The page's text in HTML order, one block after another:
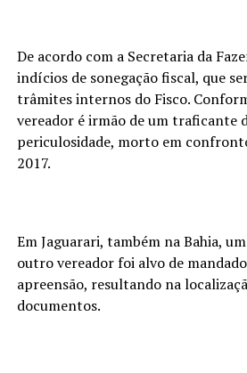
De acordo com a Secretaria da
indícios de sonegação fiscal, que
trâmites internos do Fisco.
vereador é irmão de um traficante
periculosidade, morto em
2017.
Em Jaguarari, também na Bahia,
outro vereador foi alvo de
apreensão, resultando na
documentos.